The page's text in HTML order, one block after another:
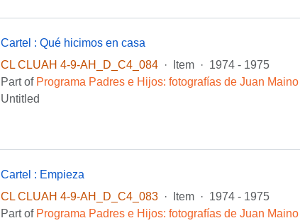
Cartel : Qué hicimos en casa
CL CLUAH 4-9-AH_D_C4_084
· Item · 1974 - 1975
Part of Programa Padres e Hijos: fotografías de Juan Maino
Untitled
Cartel : Empieza
CL CLUAH 4-9-AH_D_C4_083
· Item · 1974 - 1975
Part of Programa Padres e Hijos: fotografías de Juan Maino